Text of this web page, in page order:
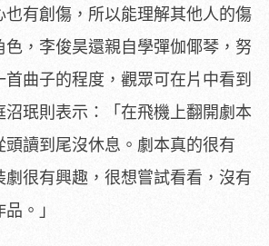
有創傷， 所以能理解其他人的傷
， 李俊昊還親自學彈伽倻琴，努
曲子的程度， 觀眾可在片中看到
珉則表示：「 在飛機上翻開劇本
讀到尾沒休息。 劇本真的很有
很有興趣，很想嘗試看看， 沒有
。」